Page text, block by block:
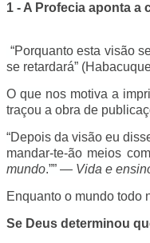
1 - A Profecia aponta a
“Porquanto esta visão
se retardará”
O que nos motiva a
traçou a obra de
“Depois da visão eu
mandar-te-ão meios
mundo.”” — Vida e
Enquanto o mundo todo
Se Deus determinou